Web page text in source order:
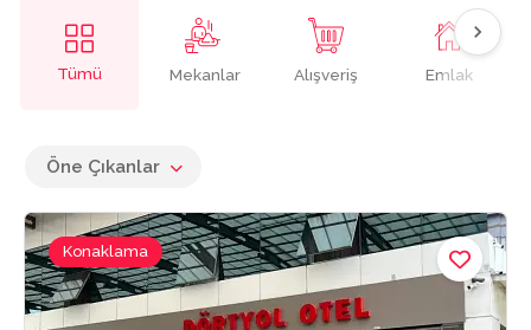
Tümü Mekanlar Alışveriş Emlak
Öne Çıkanlar
Konaklama